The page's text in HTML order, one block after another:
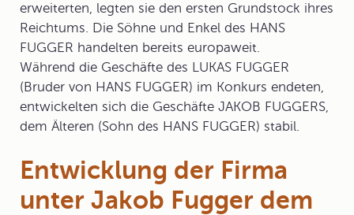
erweiterten, legten sie den ersten Grundstock ihres
Reichtums. Die Söhne und Enkel des HANS
FUGGER handelten bereits europaweit.
Während die Geschäfte des LUKAS FUGGER
(Bruder von HANS FUGGER) im Konkurs endeten,
entwickelten sich die Geschäfte JAKOB FUGGERS,
dem Älteren (Sohn des HANS FUGGER) stabil.
Entwicklung der Firma
unter Jakob Fugger dem